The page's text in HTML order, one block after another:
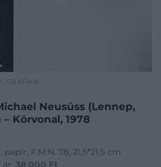
GRAFIKA
Neusüss (Lennep,
– Körvonal, 1978
F.M.N. 78, 21,5*21,5 cm
ár:38 000 Ft